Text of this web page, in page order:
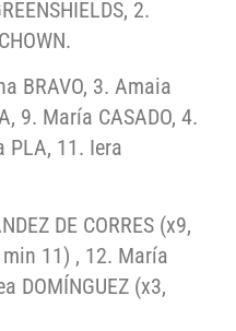
2.
BRAVO, 3. Amaia
9. María CASADO, 4.
PLA, 11. Iera
DE CORRES (x9,
min 11) , 12. María
DOMÍNGUEZ (x3,